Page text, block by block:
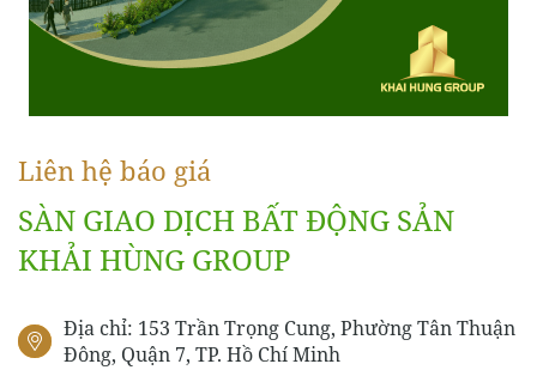
Liên hệ báo giá
SÀN GIAO DỊCH BẤT ĐỘNG SẢN
KHẢI HÙNG GROUP
Địa chỉ: 153 Trần Trọng Cung, Phường Tân Thuận
Đông, Quận 7, TP. Hồ Chí Minh